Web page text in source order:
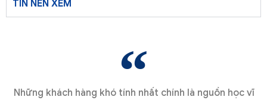
TIN NÊN XEM
Những khách hàng khó tính nhất chính là nguồn học vĩ